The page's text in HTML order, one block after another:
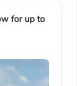
for up to